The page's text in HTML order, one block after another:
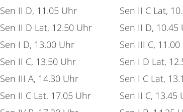
Sen II D, 11.05 Uhr
Sen II C Lat,
Sen II D Lat, 12.50 Uhr
Sen II D, 10.45
Sen I D, 13.00 Uhr
Sen III C,
Sen II C, 13.50 Uhr
Sen I D Lat,
Sen III A, 14.30 Uhr
Sen I C Lat,
Sen II C Lat, 17.05 Uhr
Sen II C, 13.45